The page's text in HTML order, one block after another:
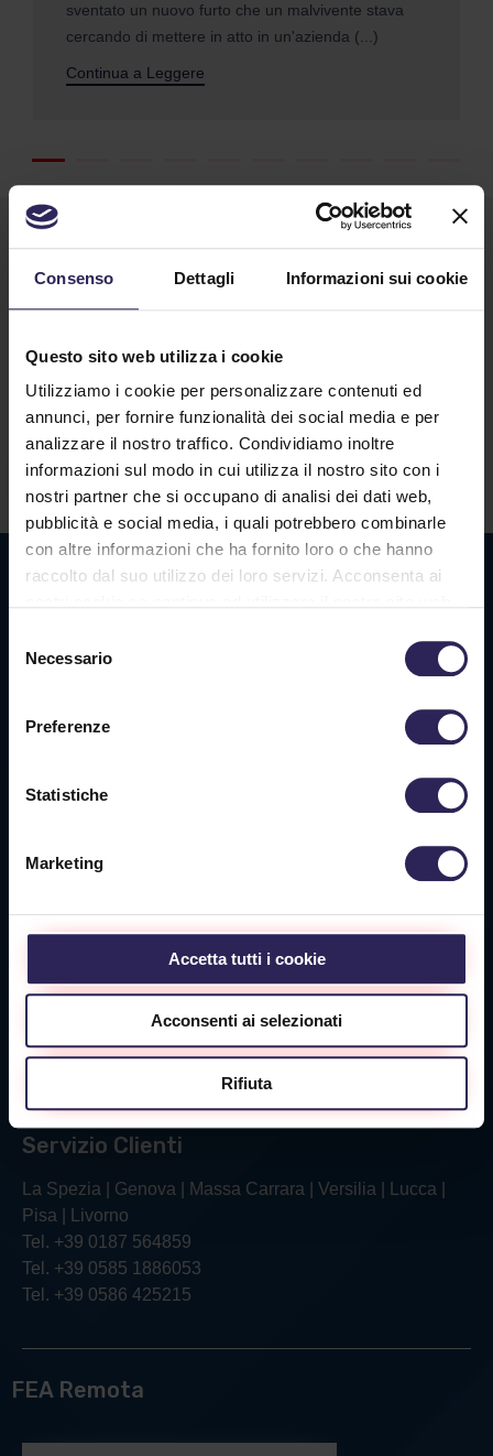
Consenso Dettagli Informazioni sui cookie
Questo sito web utilizza i cookie
Utilizziamo i cookie per personalizzare contenuti ed
annunci, per fornire funzionalità dei social media e per
analizzare il nostro traffico. Condividiamo inoltre
informazioni sul modo in cui utilizza il nostro sito con i
nostri partner che si occupano di analisi dei dati web,
pubblicità e social media, i quali potrebbero combinarle
con altre informazioni che ha fornito loro o che hanno
raccolto dal suo utilizzo dei loro servizi. Acconsenta ai
delNecessario
Preferenze
Statistiche
Marketing
Accetta tutti i cookie
Acconsenti ai selezionati
Rifiuta
sventato un nuovo furto che un malvivente stava
cercando di mettere in atto in un'azienda (...)
Continua a Leggere
Lavora con noi
Contatti
Sede La Spezia
info@vigilanzalalince.it
Sede Massa Carrara
54100 Massa (MS)
Sede Livorno
Via Verga, 26/28
57121 Livorno (LI)
Servizio Clienti
La Spezia | Genova | Massa Carrara | Versilia | Lucca |
Pisa | Livorno
Tel. +39 0187 564859
Tel. +39 0585 1886053
Tel. +39 0586 425215
FEA Remota